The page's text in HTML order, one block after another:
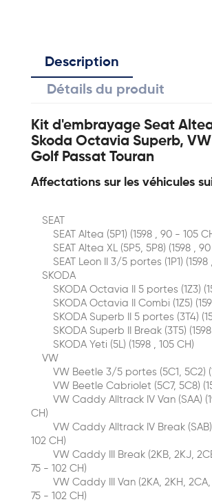
Description
Détails du produit
Kit d'embrayage Seat
Skoda Octavia Superb,
Golf Passat Touran
Affectations sur les véhicules
SEAT
SEAT Altea (5P1) (1598 , 90 - 105
SEAT Altea XL (5P5, 5P8) (1598 , 90
SEAT Leon II 3/5 portes (1P1) (1598
SKODA
SKODA Octavia II 5 portes (1Z3)
SKODA Octavia II Combi (1Z5)
SKODA Superb II 5 portes (3T4)
SKODA Superb II Break (3T5) (1598
SKODA Yeti (5L) (1598 , 105 CH)
VW
VW Beetle 3/5 portes (5C1, 5C2)
VW Beetle Cabriolet (5C7, 5C8)
VW Caddy Alltrack IV Van (SAA)
CH)
VW Caddy Alltrack IV Break (SAB)
102 CH)
VW Caddy III Break (2KB, 2KJ,
75 - 102 CH)
VW Caddy III Van (2KA, 2KH, 2CA,
75 - 102 CH)